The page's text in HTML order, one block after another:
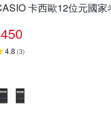
卡西歐12位元國
450
4.8 (3)